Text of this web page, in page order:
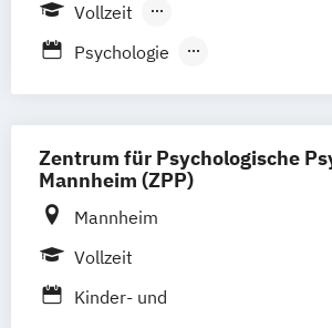
Vollzeit
Berufsbegleitendes
Psychologie
Jugendlichen
Zentrum für Psychologische
Mannheim (ZPP)
Mannheim
Vollzeit
Kinder- und